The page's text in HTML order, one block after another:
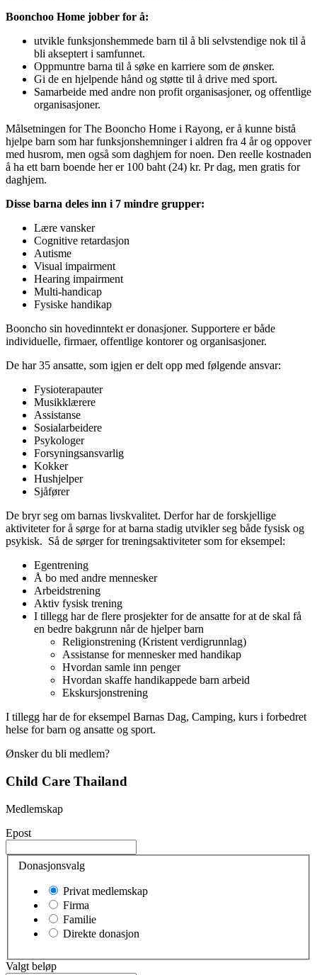
Boonchoo Home jobber for å:
utvikle funksjonshemmede barn til å bli selvstendige nok til å
bli akseptert i samfunnet.
Oppmuntre barna til å søke en karriere som de ønsker.
Gi de en hjelpende hånd og støtte til å drive med sport.
Samarbeide med andre non profit organisasjoner, og offentlige
organisasjoner.
Målsetningen for The Booncho Home i Rayong, er å kunne bistå
hjelpe barn som har funksjonshemninger i aldren fra 4 år og oppover
med husrom, men også som daghjem for noen. Den reelle kostnaden
å ha ett barn boende her er 100 baht (24) kr. Pr dag, men gratis for
daghjem.
Disse barna deles inn i 7 mindre grupper:
Lære vansker
Cognitive retardasjon
Autisme
Visual impairment
Hearing impairment
Multi-handicap
Fysiske handikap
Booncho sin hovedinntekt er donasjoner. Supportere er både
individuelle, firmaer, offentlige kontorer og organisasjoner.
De har 35 ansatte, som igjen er delt opp med følgende ansvar:
Fysioterapauter
Musikklærere
Assistanse
Sosialarbeidere
Psykologer
Forsyningsansvarlig
Kokker
Hushjelper
Sjåfører
De bryr seg om barnas livskvalitet. Derfor har de forskjellige
aktiviteter for å sørge for at barna stadig utvikler seg både fysisk og
psykisk. Så de sørger for treningsaktiviteter som for eksempel:
Egentrening
Å bo med andre mennesker
Arbeidstrening
Aktiv fysisk trening
I tillegg har de flere prosjekter for de ansatte for at de skal få
en bedre bakgrunn når de hjelper barn
Religionstrening (Kristent verdigrunnlag)
Assistanse for mennesker med handikap
Hvordan samle inn penger
Hvordan skaffe handikappede barn arbeid
Ekskursjonstrening
I tillegg har de for eksempel Barnas Dag, Camping, kurs i forbedret
helse for barn og ansatte og sport.
Ønsker du bli medlem?
Child Care Thailand
Medlemskap
Epost
Donasjonsvalg
Privat medlemskap
Firma
Familie
Direkte donasjon
Valgt beløp